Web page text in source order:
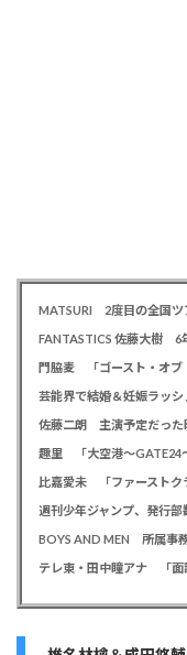
芸能界で結婚＆妊娠ラッ
趣里 「大空港～GATE24
比嘉愛未 「ファーストク
週刊少年ジャンプ、発行